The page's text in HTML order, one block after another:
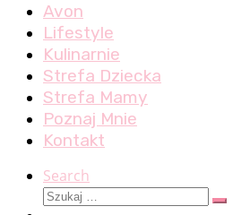
Avon
Lifestyle
Kulinarnie
Strefa Dziecka
Strefa Mamy
Poznaj Mnie
Kontakt
Search
Szukaj
Szukaj